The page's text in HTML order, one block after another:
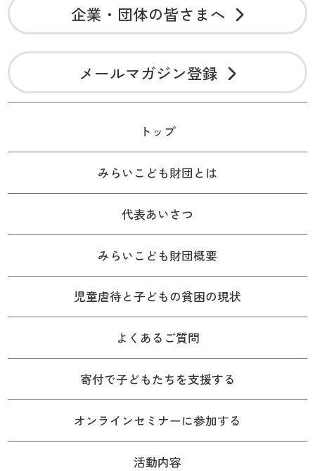
企業・団体の皆さまへ
メールマガジン登録
トップ
みらいこども財団とは
代表あいさつ
みらいこども財団概要
児童虐待と子どもの貧困の現状
よくあるご質問
寄付で子どもたちを支援する
オンラインセミナーに参加する
活動内容